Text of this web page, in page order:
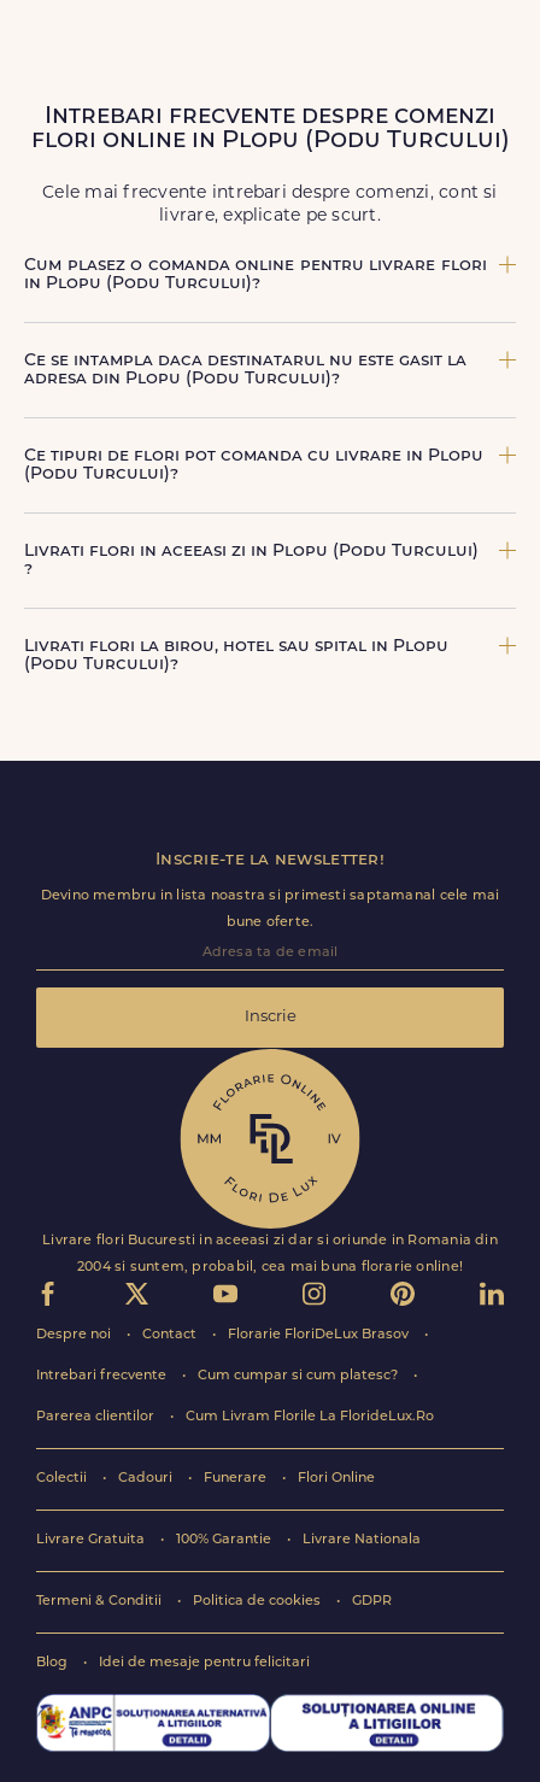
Livrăm buchete de florichiar și înweekend, pentru ca tu
Intrebari frecvente despre comenzi
flori online in Plopu (Podu Turcului)
Cele mai frecvente intrebari despre comenzi, cont si
livrare, explicate pe scurt.
Cum plasez o comanda online pentru livrare flori
in Plopu (Podu Turcului)?
produsul dorit, data si intervalul de livrare si adresa din
Plopu (Podu Turcului). sau poti plasa comanda telefonic,
Ce se intampla daca destinatarul nu este gasit la
adresa din Plopu (Podu Turcului)?
numarul de telefon oferit. Daca nu poate preda comanda,
te contactam pentru o solutie rapida (reprogramare sau
Ce tipuri de flori pot comanda cu livrare in Plopu
(Podu Turcului)?
aniversari, onomastici, sarbatori, evenimente speciale sau
gesturi spontane, toate create din flori naturale proaspete.
Livrati flori in aceeasi zi in Plopu (Podu Turcului)
?
Turcului) pentru comenzile plasate online, in limita
intervalelor disponibile. Florile sunt livrate rapid, direct de
Livrati flori la birou, hotel sau spital in Plopu
(Podu Turcului)?
adaugi detalii utile (nume receptie, etaj, salon) ca livrarea
Inscrie-te la newsletter!
Devino membru in lista noastra si primesti saptamanal cele mai
bune oferte.
Inscrie
Livrare flori Bucuresti in aceeasi zi dar si oriunde in Romania din
2004 si suntem, probabil, cea mai buna florarie online!
Despre noi Contact Florarie FloriDeLux Brasov
Intrebari frecvente Cum cumpar si cum platesc?
Parerea clientilor Cum Livram Florile La FlorideLux.Ro
Colectii Cadouri Funerare Flori Online
Livrare Gratuita 100% Garantie Livrare Nationala
Termeni & Conditii Politica de cookies GDPR
Blog Idei de mesaje pentru felicitari